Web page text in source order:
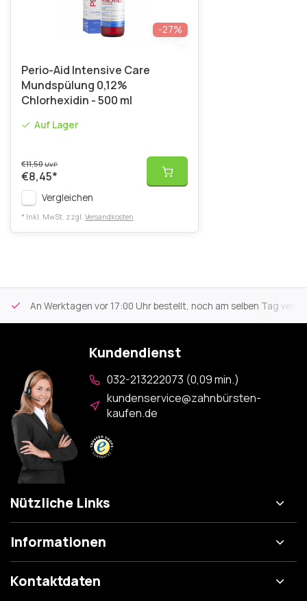
-27%
Perio-Aid Intensive Care
Mundspülung 0,12%
Chlorhexidin - 500 ml
Auf Lager
€11,50UVP
€8,45*
Vergleichen
* Inkl. MwSt. zzgl. Versandkosten
An Werktagen vor 17:00 Uhr bestellt, noch am selben Tag
Kundendienst
032-213222073 (0,09 min.)
kundenservice@zahnbürsten-
kaufen.de
Nützliche Links
Informationen
Kontaktdaten